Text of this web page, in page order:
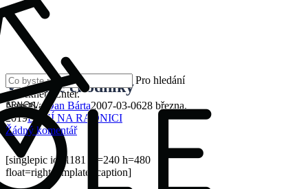
Skip
to
main
content
Pro hledání
zmáčkněte Enter.
Close
Search
Vybrané chodníky
Napsal/a Dan Bárta2007-03-0628 března,
2019DĚNÍ NA RADNICI
Žádný komentář
[singlepic id=1181 w=240 h=480
float=right template=caption]